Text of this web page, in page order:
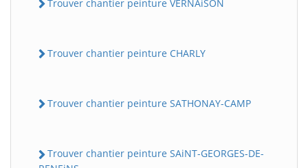
Trouver chantier peinture VERNAiSON
Trouver chantier peinture CHARLY
Trouver chantier peinture SATHONAY-CAMP
Trouver chantier peinture SAiNT-GEORGES-DE-